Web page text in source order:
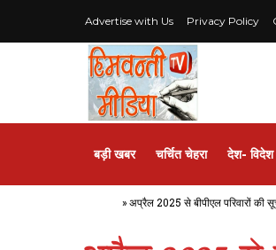
Advertise with Us Privacy Policy
बड़ी खबर चर्चित चेहरा देश- विदेश
» अप्रैल 2025 से बीपीएल परिवारों की